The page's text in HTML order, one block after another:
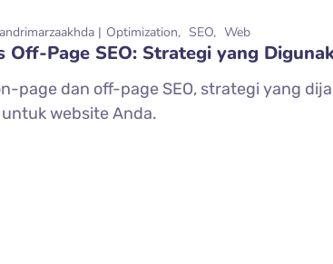
andrimarzaakhda Optimization SEO Web
Off-Page SEO: Strategi yang
page dan off-page SEO, strategi yang
website Anda.